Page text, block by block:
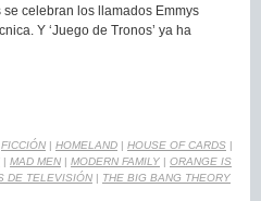
celebran los llamados Emmys
Y ‘Juego de Tronos’ ya ha
FICCIÓN | HOMELAND | HOUSE OF CARDS |
| MAD MEN | MODERN FAMILY | ORANGE IS
DE TELEVISIÓN | THE BIG BANG THEORY